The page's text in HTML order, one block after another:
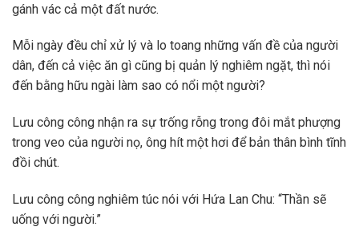
gánh vác cả một đất nước.
Mỗi ngày đều chỉ xử lý và lo toang những vấn đề của người
dân, đến cả việc ăn gì cũng bị quản lý nghiêm ngặt, thì nói
đến bằng hữu ngài làm sao có nổi một người?
Lưu công công nhận ra sự trống rỗng trong đôi mắt phượng
trong veo của người nọ, ông hít một hơi để bản thân bình tĩnh
đồi chút.
Lưu công công nghiêm túc nói với Hứa Lan Chu: “Thần sẽ
uống với người.”